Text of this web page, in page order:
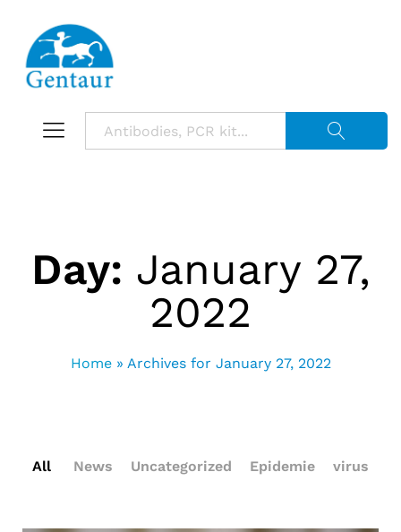
Day: January 27,
2022
Home» Archives for January 27, 2022
All News Uncategorized Epidemie virus